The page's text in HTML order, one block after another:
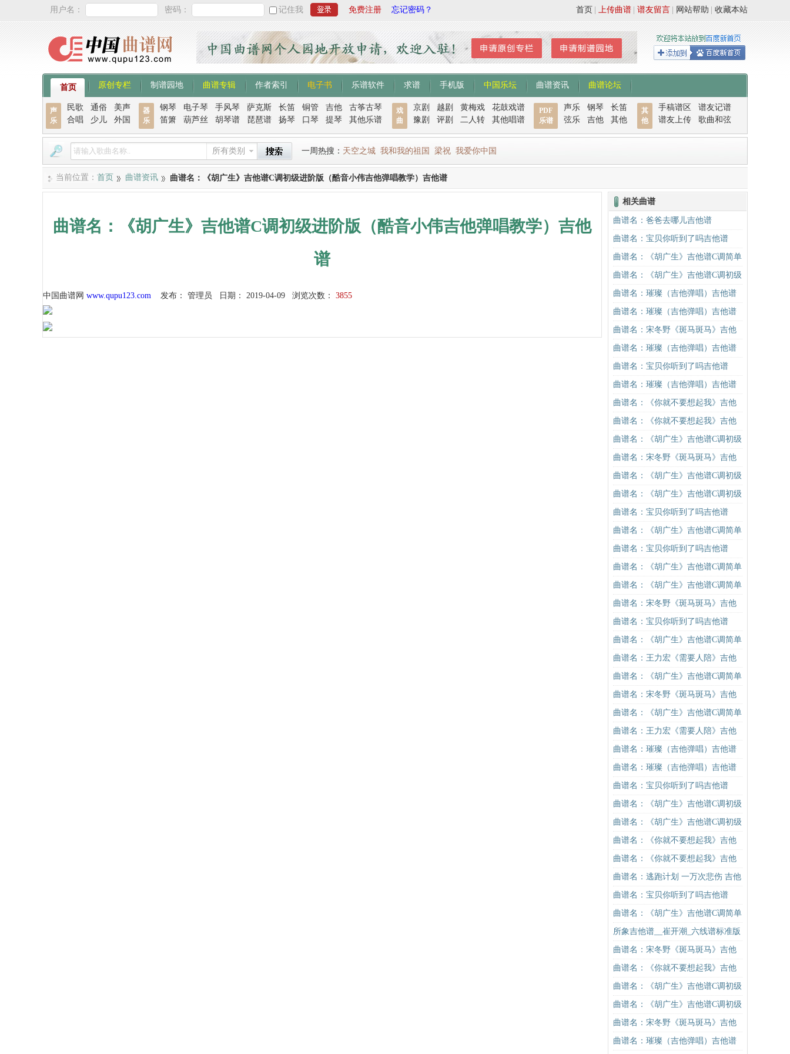
用户名： 密码： 记住我 免费注册 忘记密码？ 收藏本站
网站帮助
谱友留言
上传曲谱
首页
首页 原创专栏 制谱园地 曲谱专辑 作者索引 电子书 乐谱软件 求谱 手机版 中国乐坛 曲谱资讯 曲谱论坛
声
乐
民歌 通俗
美声
合唱
少儿 外国
器
乐
钢琴 电子琴 手风琴 萨克斯 长笛 铜管 吉他
古筝古琴
笛箫
葫芦丝 胡琴谱 琵琶谱 扬琴 口琴 提琴 其他乐谱
戏
曲
京剧 越剧 黄梅戏
花鼓戏谱
豫剧
评剧 二人转 其他唱谱
PDF
乐谱
声乐 钢琴
长笛
弦乐
吉他 其他
其
他
手稿谱区
谱友记谱
谱友上传
歌曲和弦
所有类别 一周热搜： 天空之城 我和我的祖国 梁祝 我爱你中国
当前位置： 首页 曲谱资讯 曲谱名：《胡广生》吉他谱C调初级进阶版（酷音小伟吉他弹唱教学）吉他谱
曲谱名：《胡广生》吉他谱C调初级进阶版（酷音小伟吉他弹唱教学）吉他
谱
中国曲谱网 www.qupu123.com 发布： 管理员 日期： 2019-04-09 浏览次数： 3855
相关曲谱
曲谱名：爸爸去哪儿吉他谱
曲谱名：宝贝你听到了吗吉他谱
曲谱名：《胡广生》吉他谱C调简单
版（酷音小伟吉他弹唱教学）吉他
谱
曲谱名：《胡广生》吉他谱C调初级
进阶版（酷音小伟吉他弹唱教学）
吉他谱
曲谱名：璀璨（吉他弹唱）吉他谱
曲谱名：璀璨（吉他弹唱）吉他谱
曲谱名：宋冬野《斑马斑马》吉他
谱G调初级进阶版（酷音小伟吉他教
学）吉他谱
曲谱名：璀璨（吉他弹唱）吉他谱
曲谱名：宝贝你听到了吗吉他谱
曲谱名：璀璨（吉他弹唱）吉他谱
曲谱名：《你就不要想起我》吉他
谱C调简单版吉他谱
曲谱名：《你就不要想起我》吉他
谱C调简单版吉他谱
曲谱名：《胡广生》吉他谱C调初级
进阶版（酷音小伟吉他弹唱教学）
吉他谱
曲谱名：宋冬野《斑马斑马》吉他
谱G调初级进阶版（酷音小伟吉他教
学）吉他谱
曲谱名：《胡广生》吉他谱C调初级
进阶版（酷音小伟吉他弹唱教学）
吉他谱
曲谱名：《胡广生》吉他谱C调初级
进阶版（酷音小伟吉他弹唱教学）
吉他谱
曲谱名：宝贝你听到了吗吉他谱
曲谱名：《胡广生》吉他谱C调简单
版（酷音小伟吉他弹唱教学）吉他
谱
曲谱名：宝贝你听到了吗吉他谱
曲谱名：《胡广生》吉他谱C调简单
版（酷音小伟吉他弹唱教学）吉他
谱
曲谱名：《胡广生》吉他谱C调简单
版（酷音小伟吉他弹唱教学）吉他
谱
曲谱名：宋冬野《斑马斑马》吉他
谱G调初级进阶版（酷音小伟吉他教
学）吉他谱
曲谱名：宝贝你听到了吗吉他谱
曲谱名：《胡广生》吉他谱C调简单
版（酷音小伟吉他弹唱教学）吉他
谱
曲谱名：王力宏《需要人陪》吉他
谱C调原版（酷音小伟吉他教学）吉
他谱
曲谱名：《胡广生》吉他谱C调简单
版（酷音小伟吉他弹唱教学）吉他
谱
曲谱名：宋冬野《斑马斑马》吉他
谱G调初级进阶版（酷音小伟吉他教
学）吉他谱
曲谱名：《胡广生》吉他谱C调简单
版（酷音小伟吉他弹唱教学）吉他
谱
曲谱名：王力宏《需要人陪》吉他
谱C调原版（酷音小伟吉他教学）吉
他谱
曲谱名：璀璨（吉他弹唱）吉他谱
曲谱名：璀璨（吉他弹唱）吉他谱
曲谱名：宝贝你听到了吗吉他谱
曲谱名：《胡广生》吉他谱C调初级
进阶版（酷音小伟吉他弹唱教学）
吉他谱
曲谱名：《胡广生》吉他谱C调初级
进阶版（酷音小伟吉他弹唱教学）
吉他谱
曲谱名：《你就不要想起我》吉他
谱C调简单版吉他谱
曲谱名：《你就不要想起我》吉他
谱C调简单版吉他谱
曲谱名：逃跑计划 一万次悲伤 吉他
谱吉他谱
曲谱名：宝贝你听到了吗吉他谱
曲谱名：《胡广生》吉他谱C调简单
版（酷音小伟吉他弹唱教学）吉他
谱
所象吉他谱__崔开潮_六线谱标准版
曲谱名：宋冬野《斑马斑马》吉他
谱C调简单版（酷音小伟吉他教学）
吉他谱
曲谱名：《你就不要想起我》吉他
谱C调简单版吉他谱
曲谱名：《胡广生》吉他谱C调初级
进阶版（酷音小伟吉他弹唱教学）
吉他谱
曲谱名：《胡广生》吉他谱C调初级
进阶版（酷音小伟吉他弹唱教学）
吉他谱
曲谱名：宋冬野《斑马斑马》吉他
谱C调简单版（酷音小伟吉他教学）
曲谱名：璀璨（吉他弹唱）吉他谱